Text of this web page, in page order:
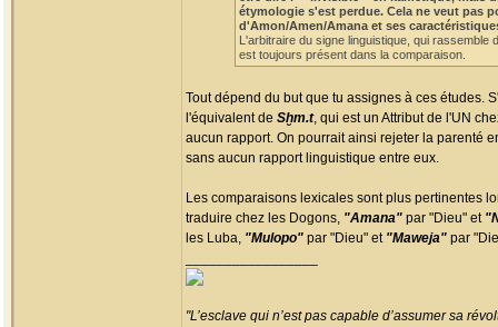
étymologie s'est perdue. Cela ne veut pas
d'Amon/Amen/Amana et ses
L'arbitraire du signe linguistique, qui
est toujours présent dans la comparaison.
Tout dépend du but que tu assignes à ces études.
l'équivalent de Sḫm.t, qui est un Attribut de l'UN
aucun rapport. On pourrait ainsi rejeter la parenté
sans aucun rapport linguistique entre eux.
Les comparaisons lexicales sont plus pertinentes
traduire chez les Dogons, "Amana" par "Dieu" et
les Luba, "Mulopo" par "Dieu" et "Maweja" par
"L’esclave qui n’est pas capable d’assumer sa